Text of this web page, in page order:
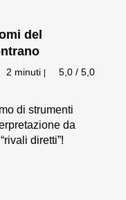
del
2 minuti 5,0 / 5,0
di strumenti
da
diretti”!